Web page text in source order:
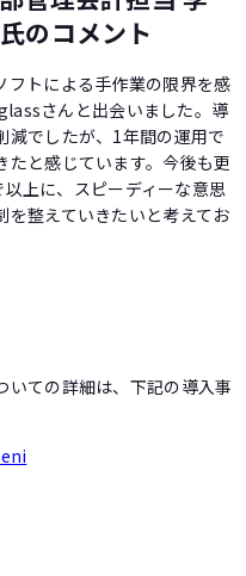
のコメント
フトによる手作業の限界を感
さんと出会いました。導
減でしたが、1年間の運用で
と感じています。今後も更
上に、スピーディーな意思
整えていきたいと考えてお
いての詳細は、下記の導入事